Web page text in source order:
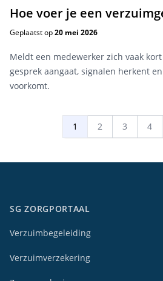
Hoe voer je een
Geplaatst op20 mei 2026
Meldt een medewerker zich vaak
gesprek aangaat, signalen herkent
voorkomt.
1 2 3 4
SG ZORGPORTAAL
Verzuimbegeleiding
Verzuimverzekering